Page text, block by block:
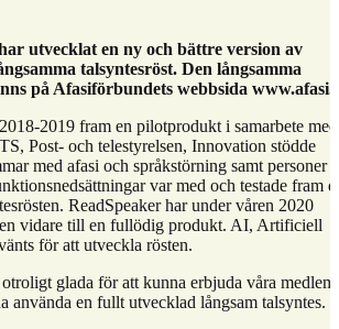
utvecklat en ny och bättre version av
talsyntesröst. Den långsamma
på Afasiförbundets webbsida
2019 fram en pilotprodukt i samarbete med
Post- och telestyrelsen, Innovation stödde
med afasi och språkstörning samt personer
var med och testade fram
ReadSpeaker har under våren 2020
vidare till en fullödig produkt. AI, Artificiell
för att utveckla rösten.
glada för att kunna erbjuda våra
använda en fullt utvecklad långsam talsyntes.